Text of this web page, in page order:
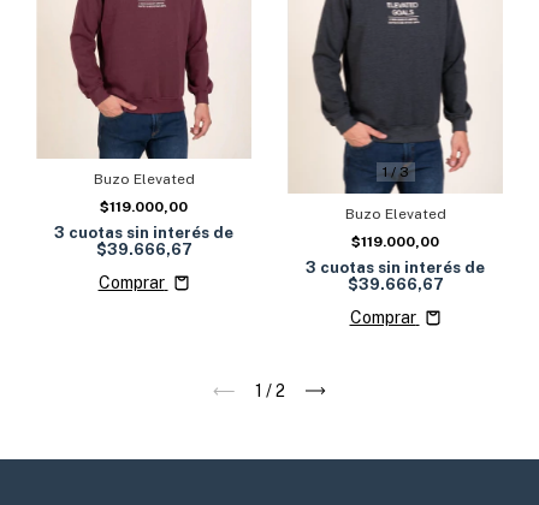
Buzo Elevated
$119.000,00
3 cuotas sin interés de
$39.666,67
Comprar
1/3
Buzo Elevated
$119.000,00
3 cuotas sin interés de
$39.666,67
Comprar
1 / 2